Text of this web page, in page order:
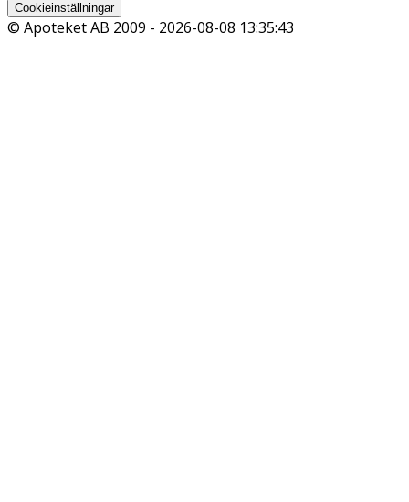
Cookieinställningar
© Apoteket AB 2009 - 2026-08-08 13:35:43